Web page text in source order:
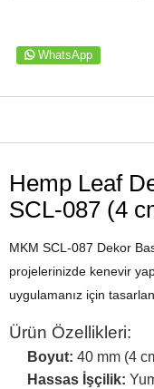
WhatsApp
Hemp Leaf
SCL-087 (4
MKM SCL-087 Dekor
projelerinizde kenevir
uygulamanız için
Ürün Özellikleri:
Boyut: 40 mm (4
Hassas İşçilik: